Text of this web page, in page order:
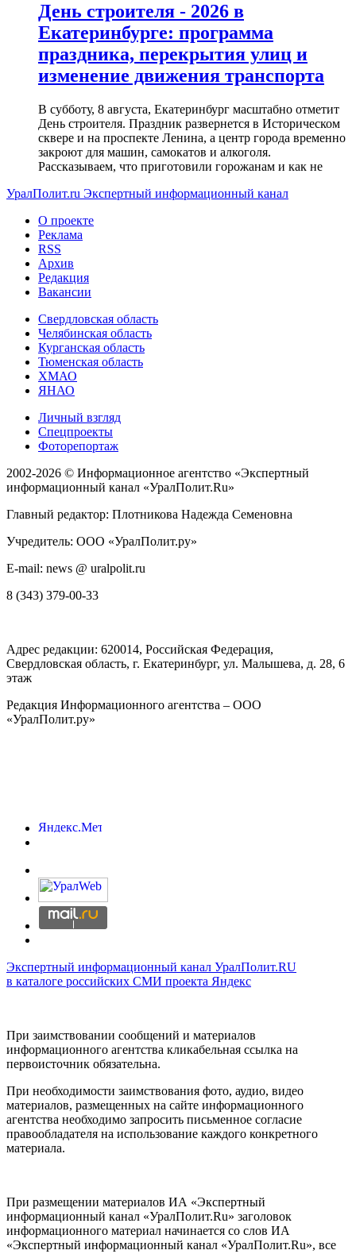
День строителя - 2026 в
Екатеринбурге: программа
праздника, перекрытия улиц и
изменение движения транспорта
В субботу, 8 августа, Екатеринбург масштабно отметит
День строителя. Праздник развернется в Историческом
сквере и на проспекте Ленина, а центр города временно
закроют для машин, самокатов и алкоголя.
Рассказываем, что приготовили горожанам и как не
УралПолит.ru Экспертный информационный канал
О проекте
Реклама
RSS
Архив
Редакция
Вакансии
Свердловская область
Челябинская область
Курганская область
Тюменская область
ХМАО
ЯНАО
Личный взгляд
Спецпроекты
Фоторепортаж
2002-2026 © Информационное агентство «Экспертный
информационный канал «УралПолит.Ru»
Главный редактор: Плотникова Надежда Семеновна
Учредитель: ООО «УралПолит.ру»
E-mail: news @ uralpolit.ru
8 (343) 379-00-33
Адрес редакции: 620014, Российская Федерация,
Свердловская область, г. Екатеринбург, ул. Малышева, д. 28, 6
этаж
Редакция Информационного агентства – ООО
«УралПолит.ру»
Экспертный информационный канал УралПолит.RU
в каталоге российских СМИ проекта Яндекс
При заимствовании сообщений и материалов
информационного агентства кликабельная ссылка на
первоисточник обязательна.
При необходимости заимствования фото, аудио, видео
материалов, размещенных на сайте информационного
агентства необходимо запросить письменное согласие
правообладателя на использование каждого конкретного
материала.
При размещении материалов ИА «Экспертный
информационный канал «УралПолит.Ru» заголовок
информационного материал начинается со слов ИА
«Экспертный информационный канал «УралПолит.Ru», все